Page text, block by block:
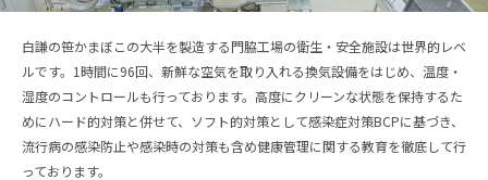
白謙の笹かまぼこの大半を製造する門脇工場の衛生・安全施設は世界的レベ
ルです。1時間に96回、新鮮な空気を取り入れる換気設備をはじめ、温度・
湿度のコントロールも行っております。高度にクリーンな状態を保持するた
めにハード的対策と併せて、ソフト的対策として感染症対策BCPに基づき、
流行病の感染防止や感染時の対策も含め健康管理に関する教育を徹底して行
っております。